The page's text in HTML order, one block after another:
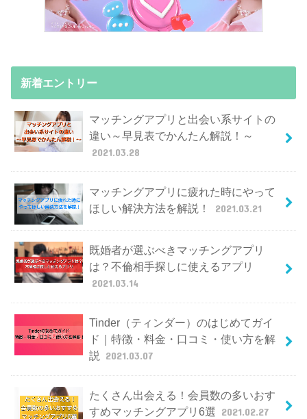
新着エントリー
マッチングアプリと出会い系サイトの
違い～早見表でかんたん解説！～
2021.03.28
マッチングアプリに疲れた時にやって
ほしい解決方法を解説！
2021.03.21
既婚者が選ぶべきマッチングアプリ
は？不倫相手探しに使えるアプリ
2021.03.14
Tinder（ティンダー）のはじめてガイ
ド｜特徴・料金・口コミ・使い方を解
説
2021.03.07
たくさん出会える！会員数の多いおす
すめマッチングアプリ6選 2021.02.27